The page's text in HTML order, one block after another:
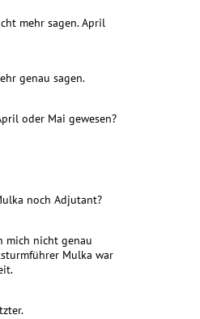
mehr sagen. April
genau sagen.
oder Mai gewesen?
noch Adjutant?
mich nicht genau
Mulka war